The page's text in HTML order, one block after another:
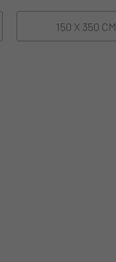
150 X 350 CM